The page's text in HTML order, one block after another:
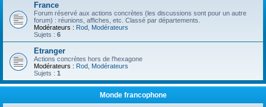
France
Forum réservé aux actions concrètes (les discussions sont pour un autre
forum) : réunions, affiches, etc. Classé par départements.
Modérateurs : Rod Modérateurs
Sujets : 6
Etranger
Actions concrètes hors de l'hexagone
Modérateurs : Rod Modérateurs
Sujets : 1
Monde francophone